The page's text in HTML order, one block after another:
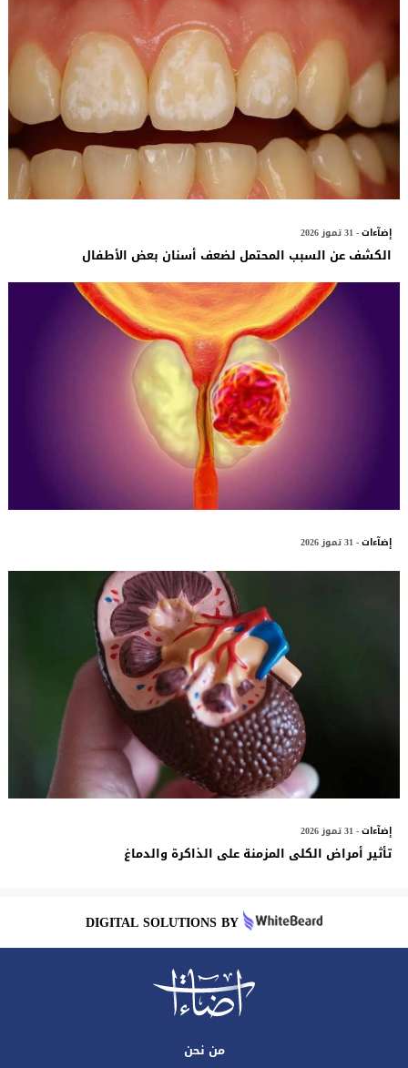
إضآءات- 31 تموز 2026
الكشف عن السبب المحتمل لضعف أسنان بعض الأطفال
إضآءات- 31 تموز 2026
إضآءات- 31 تموز 2026
تأثير أمراض الكلى المزمنة على الذاكرة والدماغ
DIGITAL SOLUTIONS BY
من نحن